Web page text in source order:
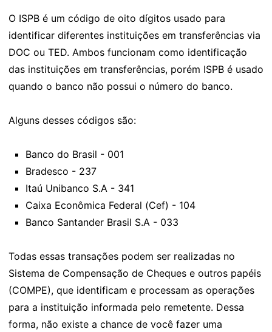
O ISPB é um código de oito dígitos usado para
identificar diferentes instituições em transferências via
DOC ou TED. Ambos funcionam como identificação
das instituições em transferências, porém ISPB é usado
quando o banco não possui o número do banco.
Alguns desses códigos são:
Banco do Brasil - 001
Bradesco - 237
Itaú Unibanco S.A - 341
Caixa Econômica Federal (Cef) - 104
Banco Santander Brasil S.A - 033
Todas essas transações podem ser realizadas no
Sistema de Compensação de Cheques e outros papéis
(COMPE), que identificam e processam as operações
para a instituição informada pelo remetente. Dessa
forma, não existe a chance de você fazer uma